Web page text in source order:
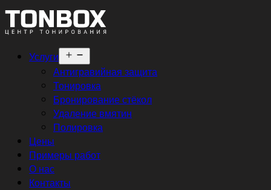
Услуги
меню
Антигравийная защита
Тонировка
Бронирование стёкол
Удаление вмятин
Полировка
Цены
Примеры работ
О нас
Контакты